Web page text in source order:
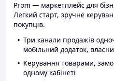
Prom — маркетплейс для
Легкий старт, зручне
покупців.
Три канали продажів
мобільний додаток,
Керування товарами,
одному кабінеті